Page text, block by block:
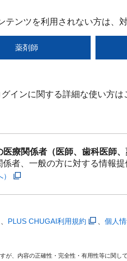
テンツを利用されない方は、
薬剤師
インに関する詳細な使い方は
療関係者（医師、歯科医師、
者、一般の方に対する情報
PLUS CHUGAI利用規約 、個人
、内容の正確性・完全性・有用性等に関